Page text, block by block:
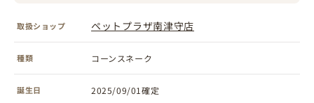
取扱ショップ ペットプラザ南津守店
種類 コーンスネーク
誕生日 2025/09/01確定